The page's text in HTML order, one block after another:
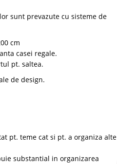
sunt prevazute cu sisteme de
cm
casei regale.
pt. saltea.
de design.
pt. teme cat si pt. a organiza alte
substantial in organizarea